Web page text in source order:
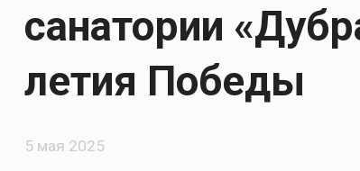
санатории
летия Победы
5 мая 2025